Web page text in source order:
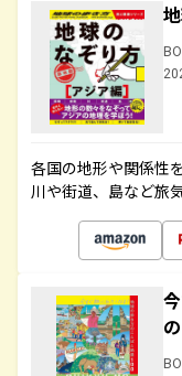
各国の地形や関係性
川や街道、島など旅